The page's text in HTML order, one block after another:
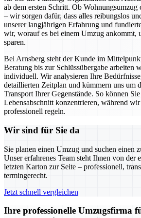
ab dem ersten Schritt. Ob Wohnungsumzug
– wir sorgen dafür, dass alles reibungslos
unserer langjährigen Erfahrung und
wir, worauf es bei einem Umzug ankommt,
sparen.
Bei Arnsberg steht der Kunde im
Beratung bis zur Schlüssübergabe arbeiten
individuell. Wir analysieren Ihre
detaillierten Zeitplan und kümmern uns um
Transport Ihrer Gegenstände. So können
Lebensabschnitt konzentrieren, während
professionell regeln.
Wir sind für Sie da
Sie planen einen Umzug und suchen einen
Unser erfahrenes Team steht Ihnen von der
letzten Karton zur Seite – professionell,
termingerecht.
Jetzt schnell vergleichen
Ihre professionelle Umzugsfirma